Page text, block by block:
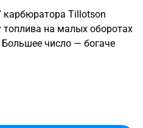
карбюратора Tillotson
топлива на малых оборотах
число — богаче